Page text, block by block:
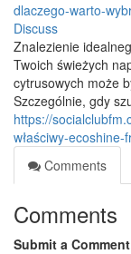
dlaczego-warto-
Discuss
Znalezienie
Twoich świeżych
cytrusowych może
Szczególnie, gdy
https://
właściwy-
Comments
Comments
Submit a Comment